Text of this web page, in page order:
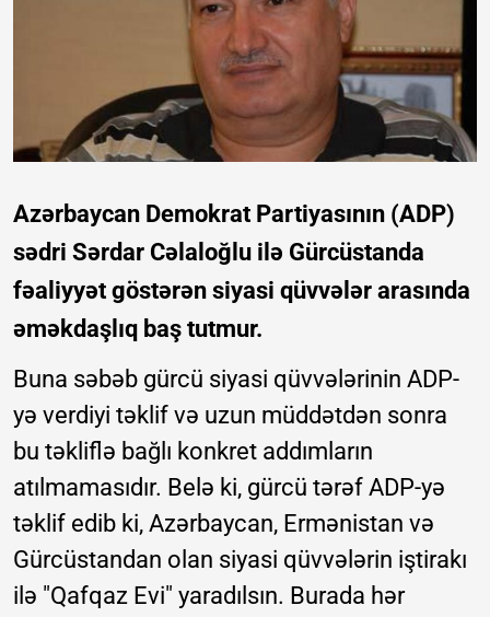
Azərbaycan Demokrat Partiyasının (ADP)
sədri Sərdar Cəlaloğlu ilə Gürcüstanda
fəaliyyət göstərən siyasi qüvvələr arasında
əməkdaşlıq baş tutmur.
Buna səbəb gürcü siyasi qüvvələrinin ADP-
yə verdiyi təklif və uzun müddətdən sonra
bu təkliflə bağlı konkret addımların
atılmamasıdır. Belə ki, gürcü tərəf ADP-yə
təklif edib ki, Azərbaycan, Ermənistan və
Gürcüstandan olan siyasi qüvvələrin iştirakı
ilə "Qafqaz Evi" yaradılsın. Burada hər